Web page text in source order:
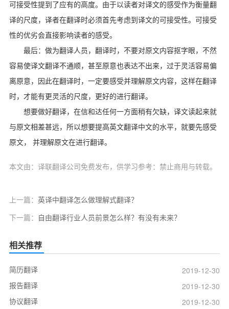
可接受性提到了应有的高度。由于以读者对译文的感受作为衡量翻
译的尺度，译者在翻译时必须首先考虑到译文的可接受性。可接受
性的优劣会直接影响读者的感受。
最后：做为翻译人员，翻译时，不要对原文内容抠字眼，不然
容易使译文翻译不通顺，甚至原意也表达不出来，过于灵活容易偏
离原意，因此在翻译时，一定要感受并理解原文内容，这样在翻译
时，才能有更灵活的尺度，更好的进行翻译。
想要做好翻译，在信和达任何一方面稍有欠缺，译文读起来就
与原文相差甚远，所以想要提高英文翻译中文的水平，就要先感受
原文， 并理解原文在进行翻译。
本文由：译联翻译公司免费发布，供学习参考：禁止商用与转载。
上一篇： 英译中翻译怎么做理解式翻译？
下一篇： 自由翻译行业人员前景怎么样？有没有未来？
相关推荐
简历翻译
2019-12-30
报告翻译
2019-12-30
协议翻译
2019-12-30